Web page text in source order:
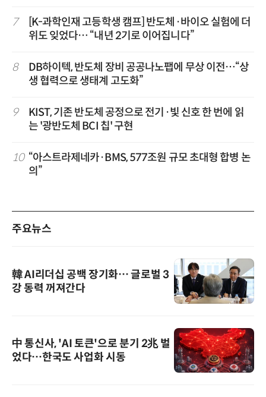
7
[K-과학인재 고등학생 캠프] 반도체·바이오 실험에 더
위도 잊었다… “내년 2기로 이어집니다”
8
DB하이텍, 반도체 장비 공공나노팹에 무상 이전…“상
생 협력으로 생태계 고도화”
9
KIST, 기존 반도체 공정으로 전기·빛 신호 한 번에 읽
는 '광반도체 BCI 칩' 구현
10 “아스트라제네카·BMS, 577조원 규모 초대형 합병 논
의”
주요뉴스
韓 AI리더십 공백 장기화… 글로벌 3
강 동력 꺼져간다
中 통신사, 'AI 토큰'으로 분기 2兆 벌
었다…한국도 사업화 시동